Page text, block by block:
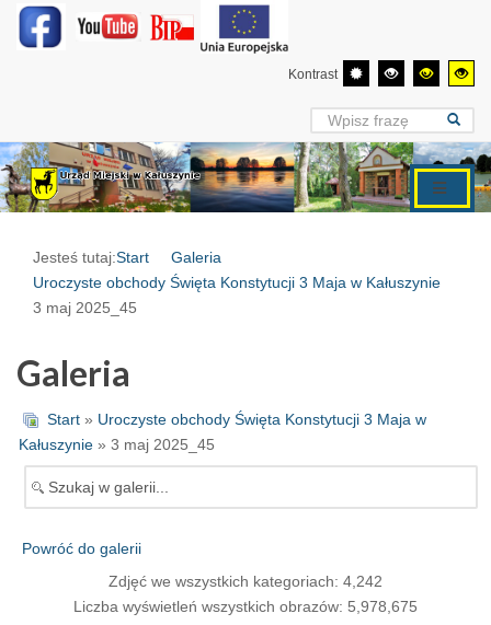
Kontrast
Jesteś tutaj:Start
Galeria
Uroczyste obchody Święta Konstytucji 3 Maja w Kałuszynie
3 maj 2025_45
Galeria
Start » Uroczyste obchody Święta Konstytucji 3 Maja w
Kałuszynie » 3 maj 2025_45
Powróć do galerii
Zdjęć we wszystkich kategoriach: 4,242
Liczba wyświetleń wszystkich obrazów: 5,978,675